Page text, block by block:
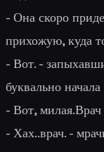
- Она скоро
прихожую, куда
- Вот. -
буквально
- Вот, милая.Врач
- Хах..врач. -